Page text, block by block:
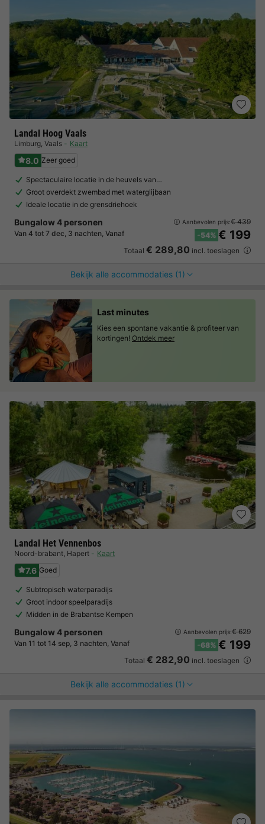
Landal Hoog Vaals
Limburg, Vaals Kaart
8.0 Zeer goed
Spectaculaire locatie in de heuvels van…
Groot overdekt zwembad met waterglijbaan
Ideale locatie in de grensdriehoek
Bungalow 4 personen
Van 4 tot 7 dec, 3 nachten, Vanaf
Aanbevolen prijs:€ 439
-54% € 199
Totaal € 289,80 incl. toeslagen
Bekijk alle accommodaties (1)
Landal Het Vennenbos
Noord-brabant, Hapert Kaart
7.6 Goed
Subtropisch waterparadijs
Groot indoor speelparadijs
Midden in de Brabantse Kempen
Bungalow 4 personen
Van 11 tot 14 sep, 3 nachten, Vanaf
Aanbevolen prijs:€ 629
-68% € 199
Totaal € 282,90 incl. toeslagen
Bekijk alle accommodaties (1)
Last minutes
Kies een spontane vakantie & profiteer van
kortingen! Ontdek meer